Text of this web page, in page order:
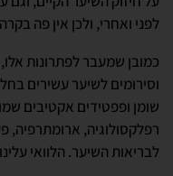
לפני ואחרי, ולכן אין פה
כמובן שמעבר לפתרונות
וסירומים לשיער עשירים
שומן ופפטידים אקטיבים
רפלקסולוגיה, ארומתרפיה,
לבריאות השיער. הלוואי